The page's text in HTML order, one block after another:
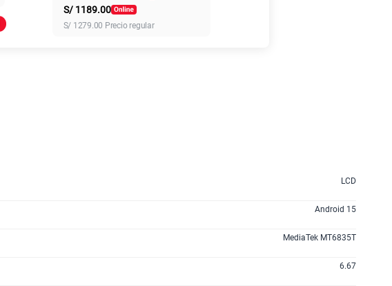
45GB
S/ 1189.00
S/ 1279.00 Precio regular
LCD
Android 15
MediaTek MT6835T
6.67